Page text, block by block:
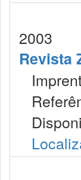
2003
Revista